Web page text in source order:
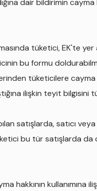
dair bildirimin
tüketici, EK'te
bu formu
tüketicilere cayma
ilişkin teyit bilgisini
satışlarda, satıcı
bu tür satışlarda da
hakkının